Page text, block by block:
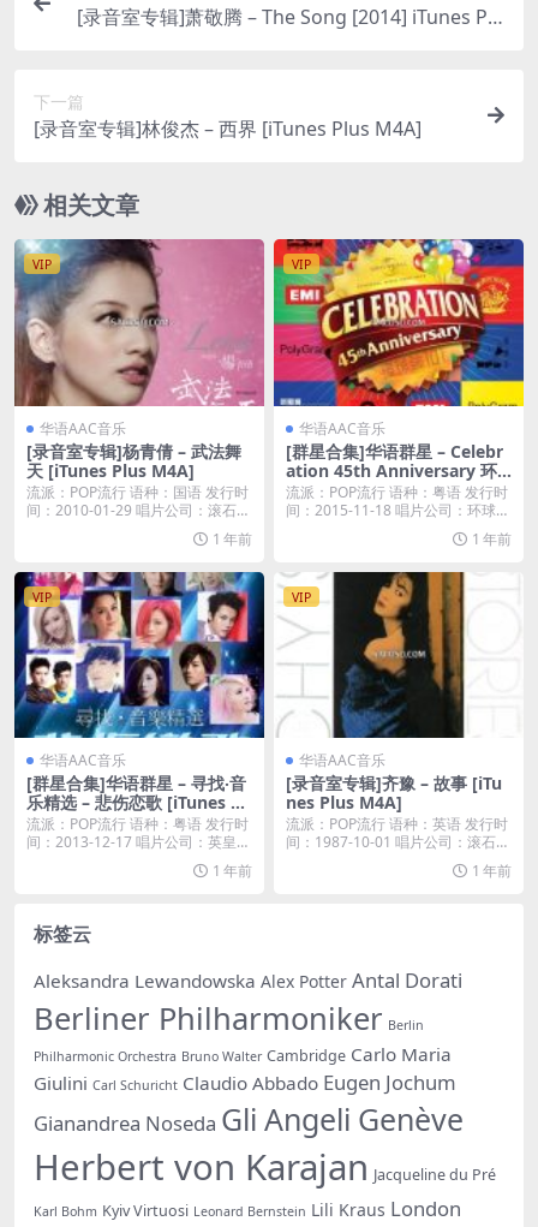
[录音室专辑]萧敬腾 – The Song [2014] iTunes Plu
下一篇
[录音室专辑]林俊杰 – 西界 [iTunes Plus M4A]
相关文章
VIP
华语AAC音乐
[录音室专辑]杨青倩 – 武法舞
天 [iTunes Plus M4A]
流派：POP流行 语种：国语 发行时
间：2010-01-29 唱片公司：滚石唱
1 年前
VIP
华语AAC音乐
[群星合集]华语群星 – Celebr
ation 45th Anniversary 环
球志101 [iTunes Plus M4A]
流派：POP流行 语种：粤语 发行时
间：2015-11-18 唱片公司：环球唱
1 年前
VIP
华语AAC音乐
[群星合集]华语群星 – 寻找‧音
乐精选 – 悲伤恋歌 [iTunes Pl
us M4A]
流派：POP流行 语种：粤语 发行时
间：2013-12-17 唱片公司：英皇唱
1 年前
VIP
华语AAC音乐
[录音室专辑]齐豫 – 故事 [iTu
nes Plus M4A]
流派：POP流行 语种：英语 发行时
间：1987-10-01 唱片公司：滚石唱
1 年前
标签云
Aleksandra Lewandowska Alex Potter Antal Dorati
Berliner Philharmoniker Berlin
Philharmonic Orchestra Bruno Walter Cambridge Carlo Maria
Giulini Carl Schuricht Claudio Abbado Eugen Jochum
Gianandrea Noseda Gli Angeli Genève
Herbert von Karajan Jacqueline du Pré
Karl Bohm Kyiv Virtuosi Leonard Bernstein Lili Kraus London